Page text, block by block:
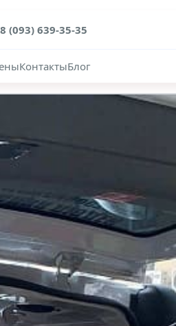
(093) 639-35-35
КонтактыБлог